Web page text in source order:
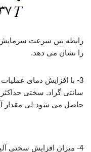
رابطه بین سرعت سرمایش
را نشان می دهد.
سانتی گراد. سختی
حاصل می شود لی مقدار
4- میزان افزایش سختی